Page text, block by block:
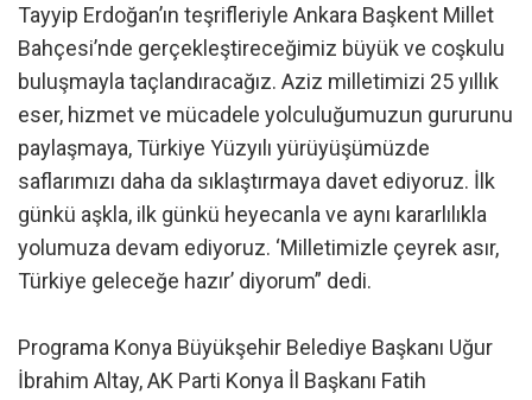
Tayyip Erdoğan’ın teşrifleriyle Ankara Başkent Millet
Bahçesi’nde gerçekleştireceğimiz büyük ve coşkulu
buluşmayla taçlandıracağız. Aziz milletimizi 25 yıllık
eser, hizmet ve mücadele yolculuğumuzun gururunu
paylaşmaya, Türkiye Yüzyılı yürüyüşümüzde
saflarımızı daha da sıklaştırmaya davet ediyoruz. İlk
günkü aşkla, ilk günkü heyecanla ve aynı kararlılıkla
yolumuza devam ediyoruz. ‘Milletimizle çeyrek asır,
Türkiye geleceğe hazır’ diyorum” dedi.
Programa Konya Büyükşehir Belediye Başkanı Uğur
İbrahim Altay, AK Parti Konya İl Başkanı Fatih